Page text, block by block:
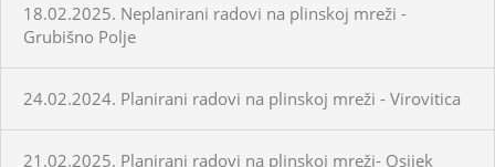
18.02.2025. Neplanirani radovi na plinskoj mreži -
Grubišno Polje
24.02.2024. Planirani radovi na plinskoj mreži - Virovitica
21.02.2025. Planirani radovi na plinskoj mreži- Osijek